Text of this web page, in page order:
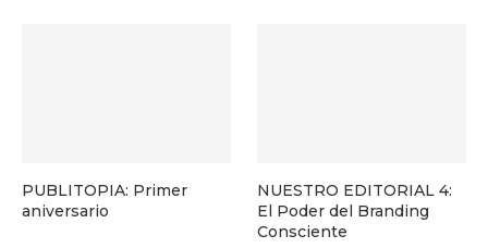
PUBLITOPIA: Primer
aniversario
NUESTRO EDITORIAL 4:
El Poder del Branding
Consciente